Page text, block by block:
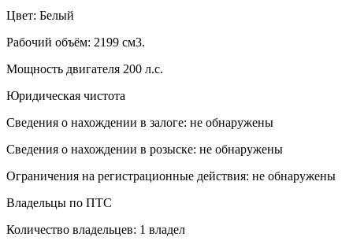
Цвет: Белый
Рабочий объём: 2199 см3.
Мощность двигателя 200 л.с.
Юридическая чистота
Сведения о нахождении в залоге: не обнаружены
Сведения о нахождении в розыске: не обнаружены
Ограничения на регистрационные действия: не обнаружены
Владельцы по ПТС
Количество владельцев: 1 владел